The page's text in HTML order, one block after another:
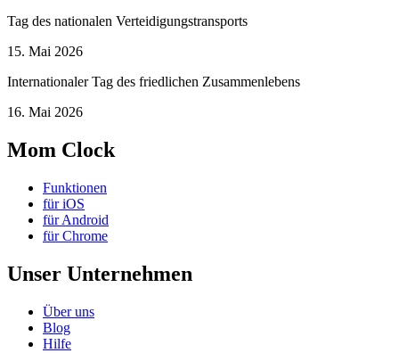
Tag des nationalen Verteidigungstransports
15. Mai 2026
Internationaler Tag des friedlichen Zusammenlebens
16. Mai 2026
Mom Clock
Funktionen
für iOS
für Android
für Chrome
Unser Unternehmen
Über uns
Blog
Hilfe